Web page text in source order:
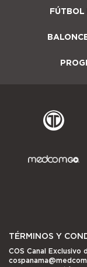
FÚTBOL
TÉRMINOS Y
COS Canal Exclusivo